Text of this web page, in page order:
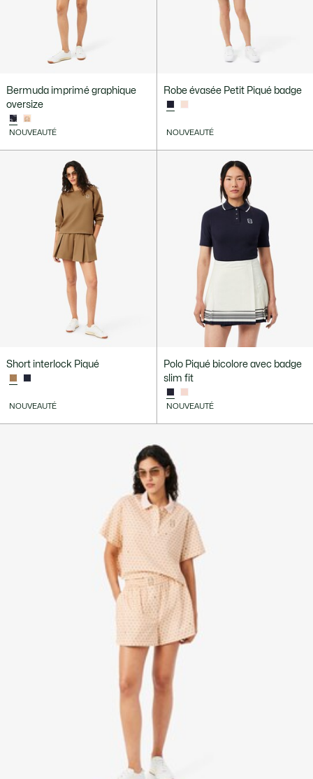
Bermuda imprimé graphique
oversize
NOUVEAUTÉ
Robe évasée Petit Piqué badge
NOUVEAUTÉ
Short interlock Piqué
NOUVEAUTÉ
Polo Piqué bicolore avec badge
slim fit
NOUVEAUTÉ